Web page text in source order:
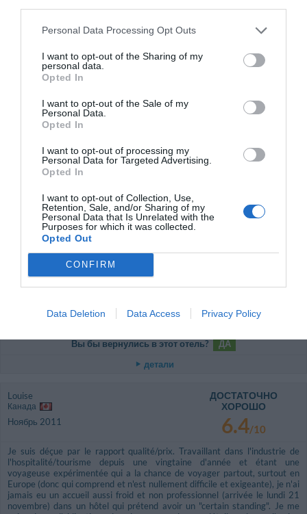
Personal Data Processing Opt Outs
I want to opt-out of the Sharing of my
personal data.
Opted In
I want to opt-out of the Sale of my
Personal Data.
Opted In
I want to opt-out of processing my
Personal Data for Targeted Advertising.
Opted In
I want to opt-out of Collection, Use,
Retention, Sale, and/or Sharing of my
Personal Data that Is Unrelated with the
Purposes for which it was collected.
Opted Out
CONFIRM
Data Deletion Data Access Privacy Policy
Buen hotel. Calidad precio, muy céntrico, bien conectado.
Вы бы вернулись в этот отель?
детали
Февраль 2012
Путешественник с друзьями/
7.2/10
The main problem with this hotel is the lack of tea and coffee making
facilities either in your room or in the hotel lounge. This facility would make
this hotel a much more desirable place to stay. We could not persuade our
this amenity.
Вы бы вернулись в этот отель?
Путешественник с друзьями/
9
Вы бы вернулись в этот отель?
ДА
детали
Louise
Канада
Ноябрь 2011
ДОСТАТОЧНО
ХОРОШО
6.4/10
Je suis déçue par le rapport qualité/prix. Travaillant dans l'industrie de
l'hospitalité/tourisme depuis une vingtaine d'année et étant une
voyageuse expérimentée qui a la chance de voyager partout, surtout en
Europe (donc qui comprend et n'est nullement difficile et exigeante), je n'ai
jamais eu un accueil aussi froid et non professionnel (arrivée le lundi 21
novembre) dans un hôtel qui prétend avoir un "certain standing". Je me